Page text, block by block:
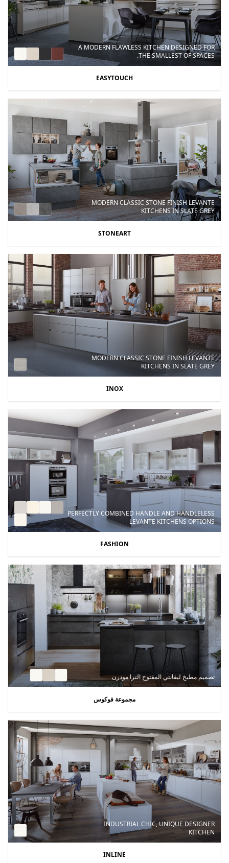
A MODERN FLAWLESS KITCHEN DESIGNED FOR
THE SMALLEST OF SPACES.
EASYTOUCH
MODERN CLASSIC STONE FINISH LEVANTE
KITCHENS IN SLATE GREY
STONEART
MODERN CLASSIC STONE FINISH LEVANTE
KITCHENS IN SLATE GREY
INOX
PERFECTLY COMBINED HANDLE AND HANDLELESS
LEVANTE KITCHENS OPTIONS
FASHION
تصميم مطبخ ليفانتي المفتوح الترا مودرن
مجموعة فوكوس
INDUSTRIAL CHIC, UNIQUE DESIGNER
KITCHEN
INLINE